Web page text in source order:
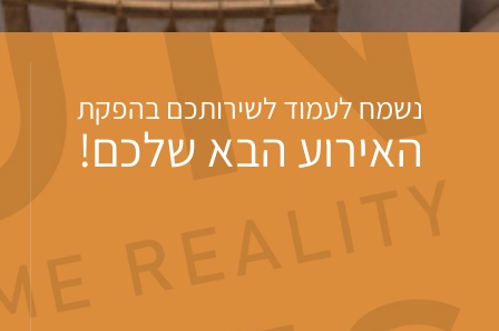
נשמח לעמוד לשירותכם בהפקת
האירוע הבא שלכם!